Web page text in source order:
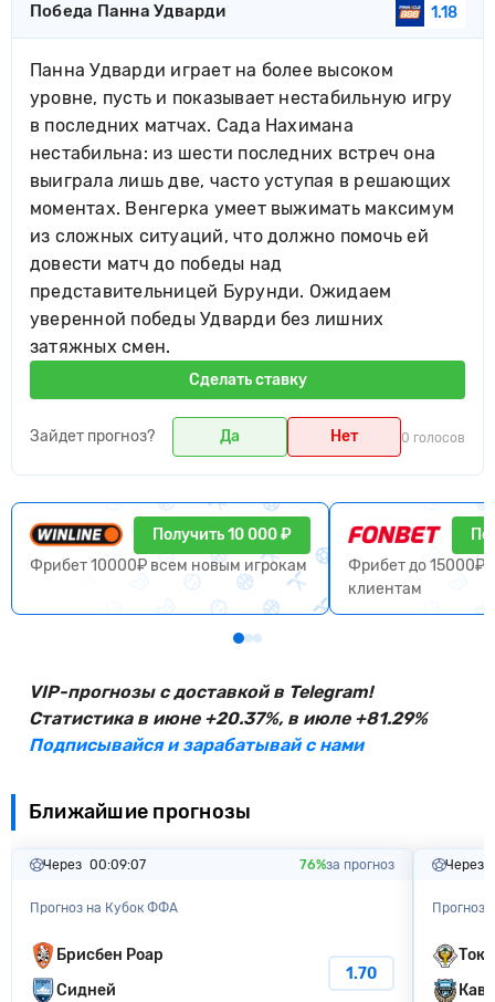
Победа Панна Удварди 1.18
Панна Удварди играет на более высоком
уровне, пусть и показывает нестабильную игру
в последних матчах. Сада Нахимана
нестабильна: из шести последних встреч она
выиграла лишь две, часто уступая в решающих
моментах. Венгерка умеет выжимать максимум
из сложных ситуаций, что должно помочь ей
довести матч до победы над
представительницей Бурунди. Ожидаем
уверенной победы Удварди без лишних
затяжных смен.
Сделать ставку
Зайдет прогноз? Да Нет 0 голосов
Получить 10 000 ₽
Фрибет 10000₽ всем новым игрокам
Фрибет до 15000₽
клиентам
VIP-прогнозы с доставкой в Telegram!
Статистика в июне +20.37%, в июле +81.29%
Подписывайся и зарабатывай с нами
Ближайшие прогнозы
Через 00:09:06 76%за прогноз
Прогноз на Кубок ФФА
Брисбен Роар
Сидней
1.70
Через
Прогноз